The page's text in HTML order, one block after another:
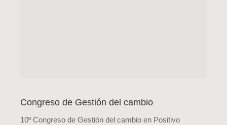
Congreso de Gestión del cambio
10º Congreso de Gestión del cambio en Positivo